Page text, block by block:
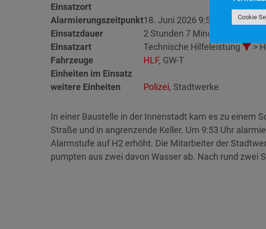
Einsatzort
Alarmierungszeitpunkt18. Juni 2026 9:53
Einsatzdauer
2 Stunden 7 Minuten
Einsatzart
Technische Hilfeleistung
>
Fahrzeuge
HLF, GW-T
Einheiten im Einsatz
weitere Einheiten
Polizei, Stadtwerke
In einer Baustelle in der Innenstadt kam es zu einem
Straße und in angrenzende Keller. Um 9:53 Uhr
Alarmstufe auf H2 erhöht. Die Mitarbeiter der
pumpten aus zwei davon Wasser ab. Nach rund zwei
Cookie